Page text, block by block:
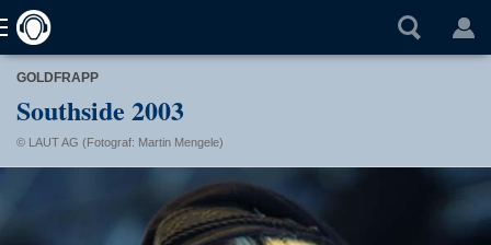
GOLDFRAPP
Southside 2003
© LAUT AG (Fotograf: Martin Mengele)